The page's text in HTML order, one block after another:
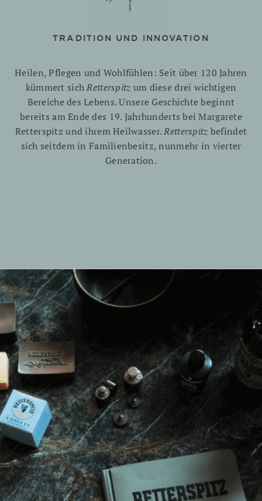
TRADITION UND INNOVATION
Heilen, Pflegen und Wohlfühlen: Seit über 120 Jahren
kümmert sichRetterspitz um diese drei wichtigen
Bereiche des Lebens. Unsere Geschichte beginnt
bereits am Ende des 19. Jahrhunderts bei Margarete
Retterspitz und ihrem Heilwasser.Retterspitz befindet
sich seitdem in Familienbesitz, nunmehr in vierter
Generation.